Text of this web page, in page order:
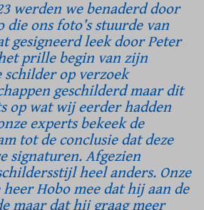
werden we benaderd door
die ons foto’s stuurde van
gesigneerd leek door Peter
prille begin van zijn
op verzoek
geschilderd maar dit
op wat wij eerder hadden
experts bekeek de
tot de conclusie dat deze
signaturen. Afgezien
heel anders. Onze
Hobo mee dat hij aan de
maar dat hij graag meer